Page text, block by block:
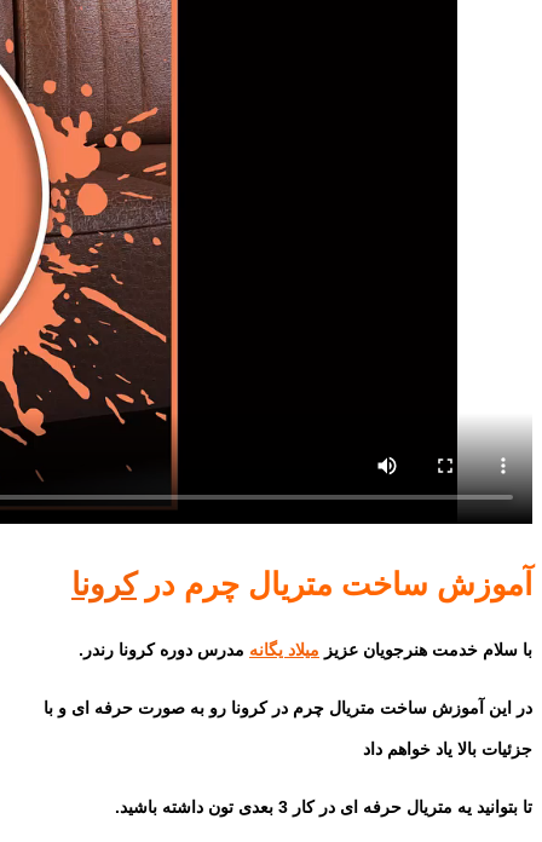
آموزش ساخت متریال چرم درکرونا
با سلام خدمت هنرجویان عزیز میلاد یگانه مدرس دوره کرونا رندر.
در این آموزش ساخت متریال چرم در کرونا رو به صورت حرفه ای و با
جزئیات بالا یاد خواهم داد
تا بتوانید یه متریال حرفه ای در کار 3 بعدی تون داشته باشید.